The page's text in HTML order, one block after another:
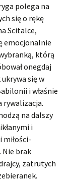
polega na
się o rękę
Scitalce,
emocjonalnie
którą
onegdaj
się w
i właśnie
rywalizacja.
na dalszy
i
Nie brak
zatrutych